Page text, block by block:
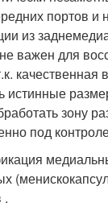
портов и
из
важен для
качественная
истинные
зону
под
.